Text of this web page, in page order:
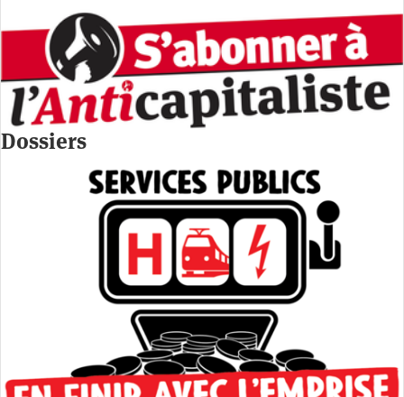
Dossiers